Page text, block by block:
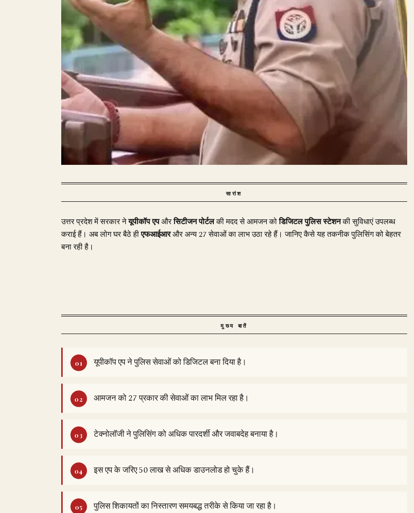
सारांश
उत्तर प्रदेश में सरकार नेयूपीकॉप एपऔरसिटीजन पोर्टलकी मदद से आमजन कोडिजिटल पुलिस स्टेशनकी सुविधाएं उपलब्ध
कराई हैं। अब लोग घर बैठे हीएफआईआरऔर अन्य 27 सेवाओं का लाभ उठा रहे हैं। जानिए कैसे यह तकनीक पुलिसिंग को बेहतर
बना रही है।
मुख्य बातें
यूपीकॉप एप ने पुलिस सेवाओं को डिजिटल बना दिया है।
आमजन को 27 प्रकार की सेवाओं का लाभ मिल रहा है।
टेक्नोलॉजी ने पुलिसिंग को अधिक पारदर्शी और जवाबदेह बनाया है।
इस एप के जरिए 50 लाख से अधिक डाउनलोड हो चुके हैं।
पुलिस शिकायतों का निस्तारण समयबद्ध तरीके से किया जा रहा है।